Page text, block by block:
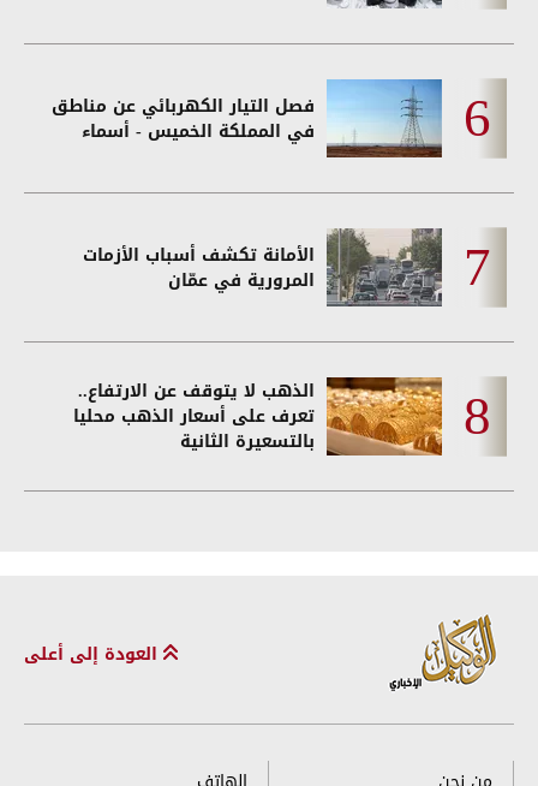
فصل التيار الكهربائي عن مناطق
في المملكة الخميس - أسماء
الأمانة تكشف أسباب الأزمات
المرورية في عمّان
الذهب لا يتوقف عن الارتفاع..
تعرف على أسعار الذهب محليا
بالتسعيرة الثانية
العودة إلى أعلى